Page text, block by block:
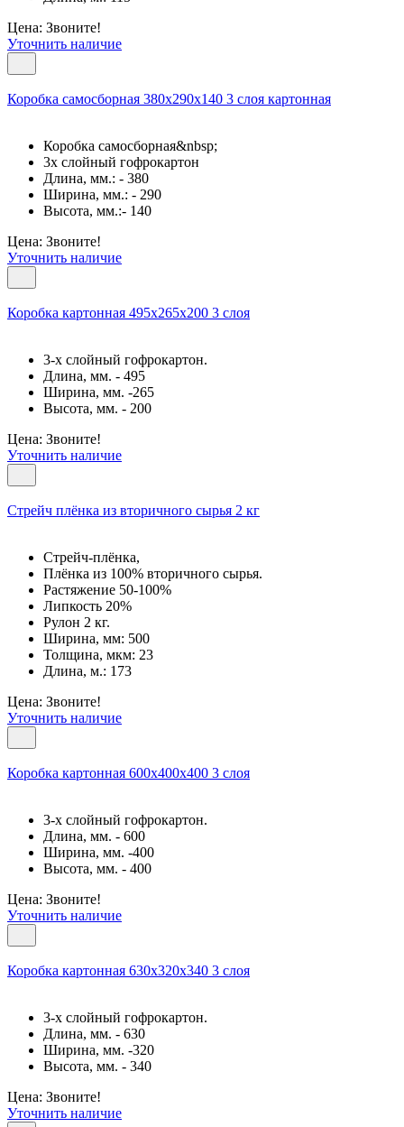
Цена: Звоните!
Уточнить наличие
Коробка самосборная 380х290х140 3 слоя картонная
Коробка самосборная&nbsp;
3х слойный гофрокартон
Длина, мм.: - 380
Ширина, мм.: - 290
Высота, мм.:- 140
Цена: Звоните!
Уточнить наличие
Коробка картонная 495x265x200 3 слоя
3-х слойный гофрокартон.
Длина, мм. - 495
Ширина, мм. -265
Высота, мм. - 200
Цена: Звоните!
Уточнить наличие
Стрейч плёнка из вторичного сырья 2 кг
Стрейч-плёнка,
Плёнка из 100% вторичного сырья.
Растяжение 50-100%
Липкость 20%
Рулон 2 кг.
Ширина, мм: 500
Толщина, мкм: 23
Длина, м.: 173
Цена: Звоните!
Уточнить наличие
Коробка картонная 600х400х400 3 слоя
3-х слойный гофрокартон.
Длина, мм. - 600
Ширина, мм. -400
Высота, мм. - 400
Цена: Звоните!
Уточнить наличие
Коробка картонная 630х320х340 3 слоя
3-х слойный гофрокартон.
Длина, мм. - 630
Ширина, мм. -320
Высота, мм. - 340
Цена: Звоните!
Уточнить наличие